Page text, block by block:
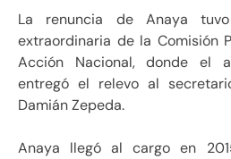
La renuncia de Anaya
extraordinaria de la Comisión
Acción Nacional, donde el
entregó el relevo al
Damián Zepeda.
Anaya llegó al cargo en